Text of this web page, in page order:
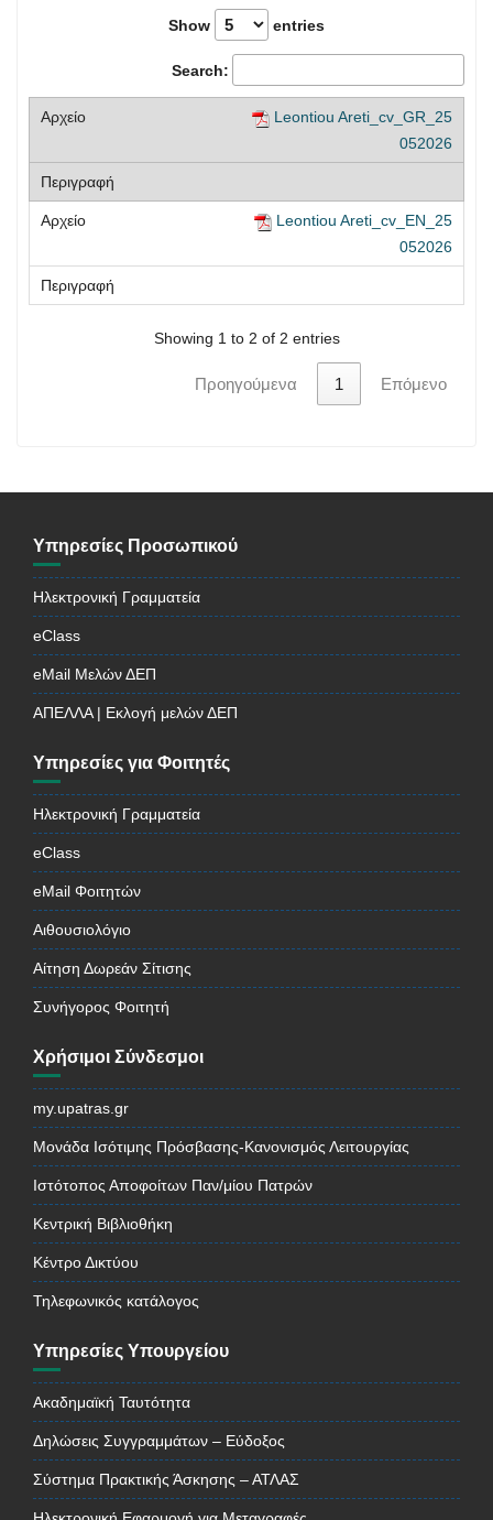
Show entries
Search:
Leontiou Areti_cv_GR_25
052026
Leontiou Areti_cv_EN_25
052026
Showing 1 to 2 of 2 entries
Προηγούμενα 1 Επόμενο
Υπηρεσίες Προσωπικού
Ηλεκτρονική Γραμματεία
eClass
eMail Μελών ΔΕΠ
ΑΠΕΛΛΑ | Εκλογή μελών ΔΕΠ
Υπηρεσίες για Φοιτητές
Ηλεκτρονική Γραμματεία
eClass
eMail Φοιτητών
Αιθουσιολόγιο
Αίτηση Δωρεάν Σίτισης
Συνήγορος Φοιτητή
Χρήσιμοι Σύνδεσμοι
my.upatras.gr
Μονάδα Ισότιμης Πρόσβασης-Κανονισμός Λειτουργίας
Ιστότοπος Αποφοίτων Παν/μίου Πατρών
Κεντρική Βιβλιοθήκη
Κέντρο Δικτύου
Τηλεφωνικός κατάλογος
Υπηρεσίες Υπουργείου
Ακαδημαϊκή Ταυτότητα
Δηλώσεις Συγγραμμάτων – Εύδοξος
Σύστημα Πρακτικής Άσκησης – ΑΤΛΑΣ